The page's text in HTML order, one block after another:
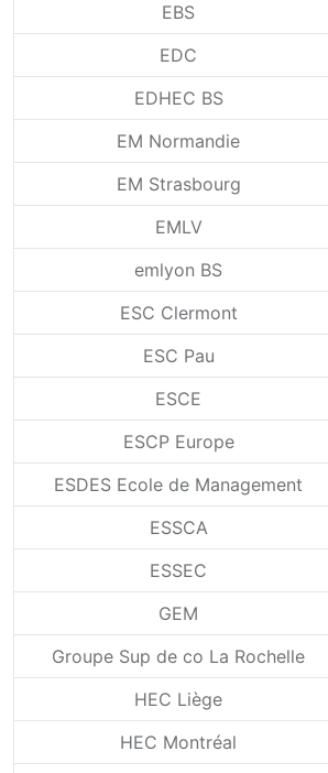
EBS
EDC
EDHEC BS
EM Normandie
EM Strasbourg
EMLV
emlyon BS
ESC Clermont
ESC Pau
ESCE
ESCP Europe
ESDES Ecole de Management
ESSCA
ESSEC
GEM
Groupe Sup de co La Rochelle
HEC Liège
HEC Montréal